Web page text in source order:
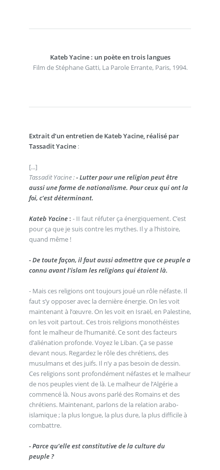
Kateb Yacine : un poète en trois langues
Film de Stéphane Gatti, La Parole Errante, Paris, 1994.
Extrait d’un entretien de Kateb Yacine, réalisé par
Tassadit Yacine:
[...]
Tassadit Yacine :- Lutter pour une religion peut être
aussi une forme de nationalisme. Pour ceux qui ont la
foi, c’est déterminant.
Kateb Yacine: - II faut réfuter ça énergiquement. C’est
pour ça que je suis contre les mythes. Il y a l’histoire,
quand même !
- De toute façon, il faut aussi admettre que ce peuple a
connu avant l’islam les religions qui étaient là.
- Mais ces religions ont toujours joué un rôle néfaste. Il
faut s’y opposer avec la dernière énergie. On les voit
maintenant à l’œuvre. On les voit en Israël, en Palestine,
on les voit partout. Ces trois religions monothéistes
font le malheur de l’humanité. Ce sont des facteurs
d’aliénation profonde. Voyez le Liban. Ça se passe
devant nous. Regardez le rôle des chrétiens, des
musulmans et des juifs. Il n’y a pas besoin de dessin.
Ces religions sont profondément néfastes et le malheur
de nos peuples vient de là. Le malheur de l’Algérie a
commencé là. Nous avons parlé des Romains et des
chrétiens. Maintenant, parlons de la relation arabo-
islamique ; la plus longue, la plus dure, la plus difficile à
combattre.
- Parce qu’elle est constitutive de la culture du
peuple ?